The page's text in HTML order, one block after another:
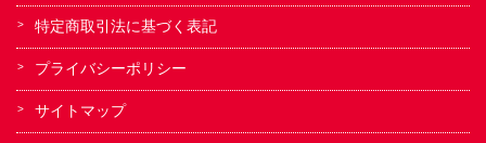
特定商取引法に基づく表記
プライバシーポリシー
サイトマップ